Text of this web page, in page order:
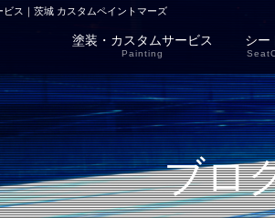
ス｜茨城 カスタムペイントマーズ
塗装・カスタムサービス
Painting
シー
ブロ